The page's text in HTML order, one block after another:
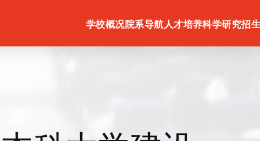
学校概况院系导航 人才培养科学研究招